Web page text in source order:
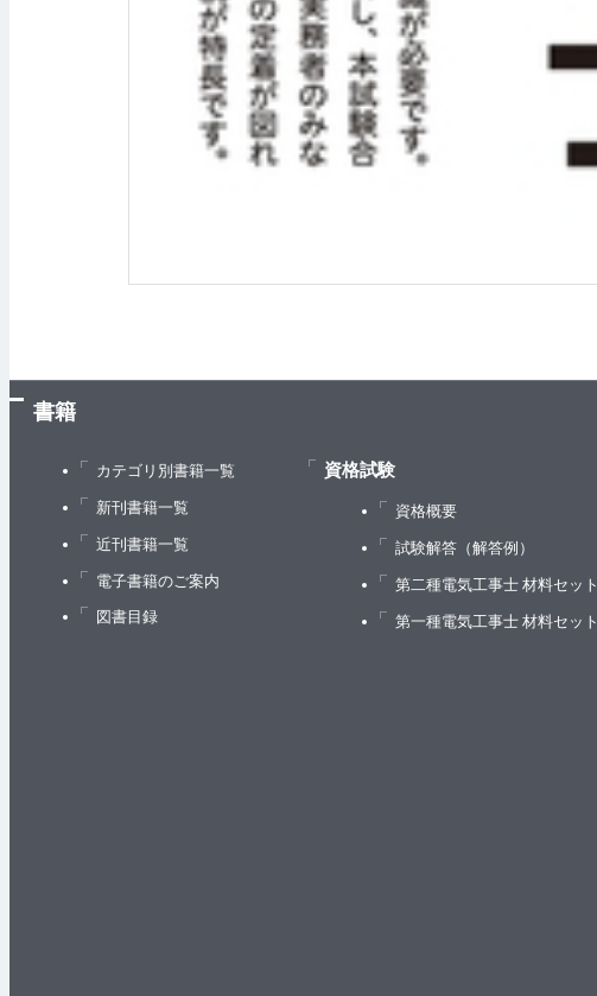
書籍
カテゴリ別書籍一覧
新刊書籍一覧
近刊書籍一覧
電子書籍のご案内
図書目録
資格試験
資格概要
試験解答（解答例）
第二種電気工事士 材料セット
第一種電気工事士 材料セット